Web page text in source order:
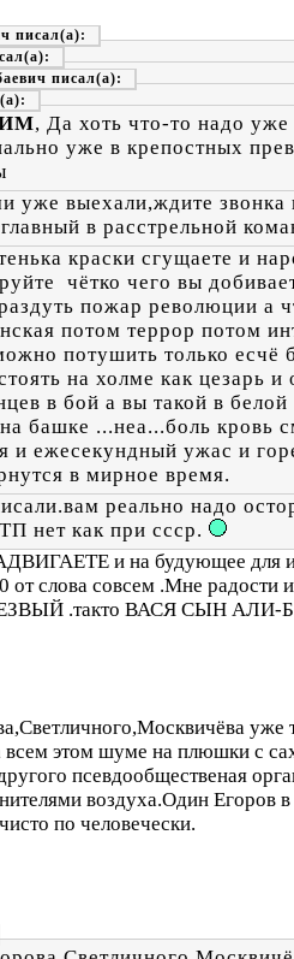
, Да хоть что-то надо
уже в крепостных
уже выехали,ждите звонка
в расстрельной
краски сгущаете и
чётко чего вы
пожар революции а
потом террор потом
потушить только
на холме как цезарь и
в бой а вы такой в
башке ...неа...боль кровь
и ежесекундный ужас и
в мирное время.
реально надо
нет как при ссср.
и на будующее для
от слова совсем .Мне радости и
.такто ВАСЯ СЫН АЛИ-
всем этом шуме на плюшки с
псевдообщественая
воздуха.Один Егоров в
по человечески.